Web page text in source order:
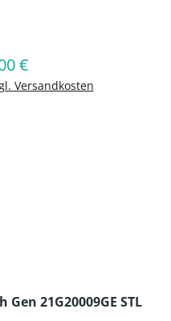
Preis:
€
Versandkosten
21G20009GE STL